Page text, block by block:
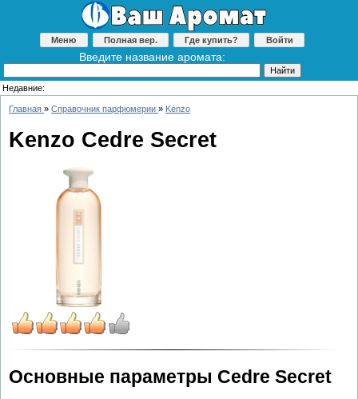
Меню Полная вер. Где купить? Войти
Введите название аромата:
Недавние:
Главная » Справочник парфюмерии » Kenzo
Kenzo Cedre Secret
Основные параметры Cedre Secret